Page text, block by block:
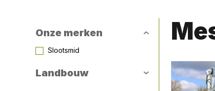
Onze merken
Slootsmid
Landbouw